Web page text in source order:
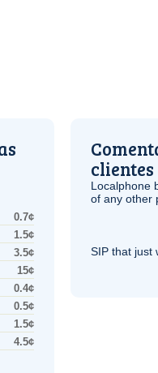
0.7¢
1.5¢
3.5¢
15¢
0.4¢
0.5¢
1.5¢
4.5¢
clientes
Localphone
of any other
SIP that just